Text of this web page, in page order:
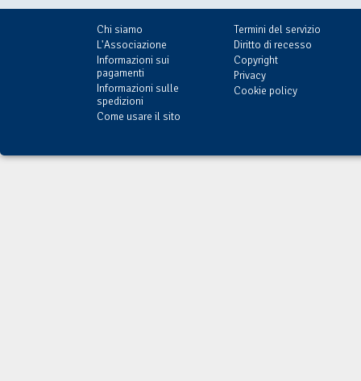
Chi siamo
L'Associazione
Informazioni sui
pagamenti
Informazioni sulle
spedizioni
Come usare il sito
Termini del servizio
Diritto di recesso
Copyright
Privacy
Cookie policy